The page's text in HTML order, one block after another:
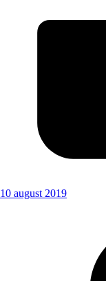
10 august 2019